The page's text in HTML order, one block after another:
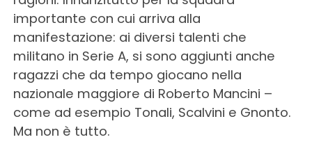
importante con cui arriva alla
manifestazione: ai diversi talenti che
militano in Serie A, si sono aggiunti anche
ragazzi che da tempo giocano nella
nazionale maggiore di Roberto Mancini –
come ad esempio Tonali, Scalvini e Gnonto.
Ma non è tutto.